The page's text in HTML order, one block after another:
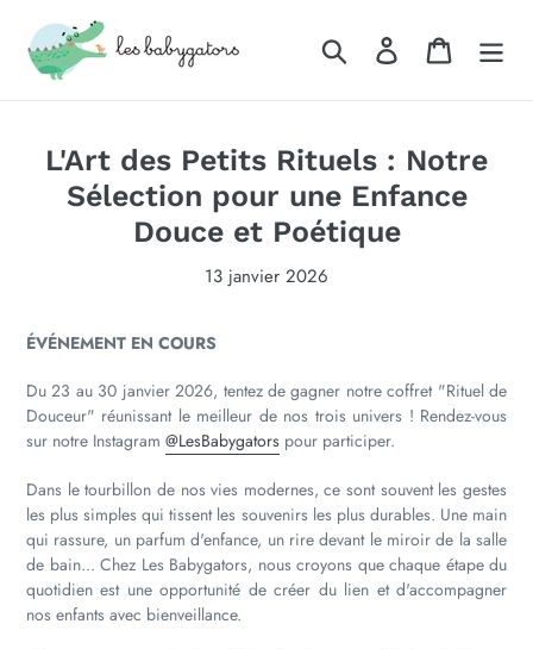
contenu
RechercherSe connecter
Panier
L'Art des Petits Rituels : Notre
Sélection pour une Enfance
Douce et Poétique
13 janvier 2026
ÉVÉNEMENT EN COURS
Du 23 au 30 janvier 2026, tentez de gagner notre coffret "Rituel de
Douceur" réunissant le meilleur de nos trois univers ! Rendez-vous
sur notre Instagram @LesBabygators pour participer.
Dans le tourbillon de nos vies modernes, ce sont souvent les gestes
les plus simples qui tissent les souvenirs les plus durables. Une main
qui rassure, un parfum d'enfance, un rire devant le miroir de la salle
de bain... Chez Les Babygators, nous croyons que chaque étape du
quotidien est une opportunité de créer du lien et d'accompagner
nos enfants avec bienveillance.